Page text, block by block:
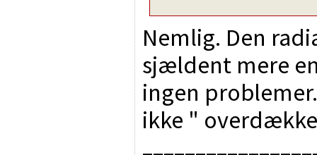
Nemlig. Den
sjældent mere
ingen
ikke "